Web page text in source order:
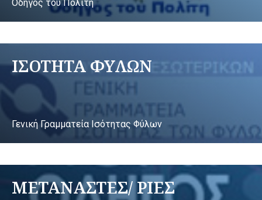
Οδηγός του Πολίτη
ΙΣΟΤΗΤΑ ΦΥΛΩΝ
Γενική Γραμματεία Ισότητας Φύλων
ΜΕΤΑΝΑΣΤΕΣ/ ΡΙΕΣ